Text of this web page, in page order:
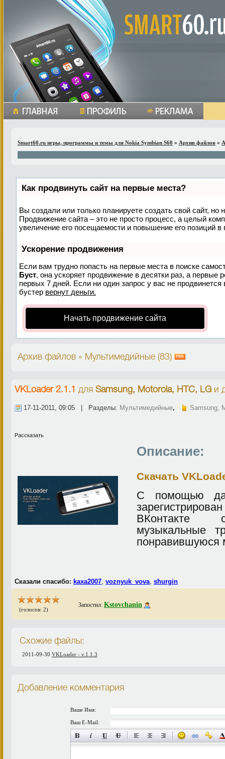
Smart60.ru игры, программы и темы для Nokia Symbian S60 » Архив файлов »
Как продвинуть сайт на первые места?
Вы создали или только планируете создать свой сайт, но
Продвижение сайта – это не просто процесс, а целый
увеличение его посещаемости и повышение его позиций в
Ускорение продвижения
Если вам трудно попасть на первые места в поиске
Буст, она ускоряет продвижение в десятки раз, а первые
первых 7 дней. Если ни один запрос у вас не
бустер вернут деньги.
Начать продвижение сайта
Архив файлов » Мультимедийные (83)
VKLoader 2.1.1 для Samsung, Motorola, HTC, LG и
17-11-2011, 09:05 | Разделы: Мультимедийные, Samsung,
Рассказать
Описание:
Скачать
С помощью
ВКонтакте
музыкальные
понравившуюся
Сказали спасибо: kaxa2007, voznyuk_vova, shurgin
(голосов: 2)
Запостил: Kstovchanin
Схожие файлы:
2011-09-30 VKLoader - v.1.1.3
Добавление комментария
Ваше Имя:
Ваш E-Mail: